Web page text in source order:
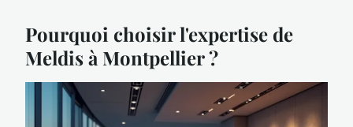
Pourquoi choisir l'expertise de
Meldis à Montpellier ?